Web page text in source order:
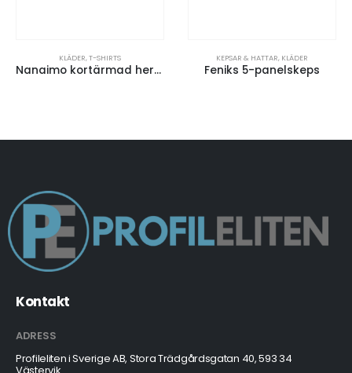
KLÄDER,T-SHIRTS
Nanaimo kortärmad herrtröja
KEPSAR & HATTAR, KLÄDER
Feniks 5-panelskeps
Kontakt
ADRESS
Profileliten i Sverige AB, Stora Trädgårdsgatan 40, 593 34